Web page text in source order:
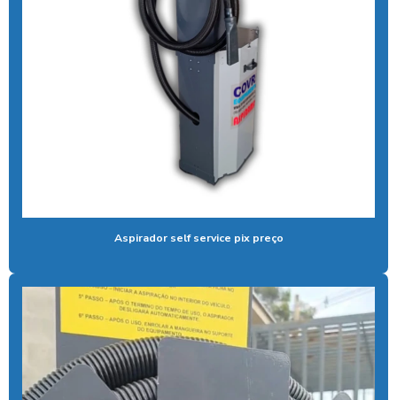
Aspirador de pó industrial para carros
Aspirador de pó de moeda
Aspirador de pó self service
Aspirador para posto de lavagem
Aspirador profissional para carros
Aspirador self service fichas
Aspirador self service moedas
Aspirador self service onde encontrar
Aspirador self service pix preço